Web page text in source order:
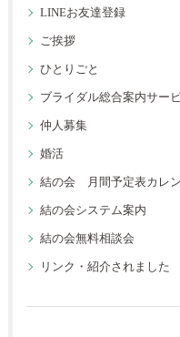
LINEお友達登録
ご挨拶
ひとりごと
ブライダル総合案内サー
仲人募集
婚活
結の会 月間予定表カレ
結の会システム案内
結の会無料相談会
リンク・紹介されました